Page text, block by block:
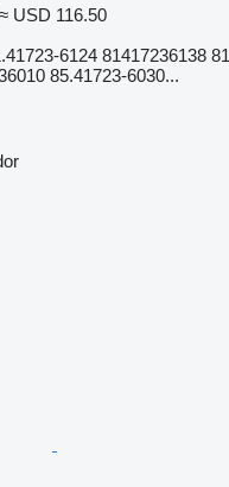
≈ USD 116.50
6124 81417236138
85.41723-6030...